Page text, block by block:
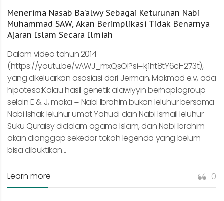
Menerima Nasab Ba’alwy Sebagai Keturunan Nabi
Muhammad SAW, Akan Berimplikasi Tidak Benarnya
Ajaran Islam Secara Ilmiah
Dalam video tahun 2014
(https://youtu.be/vAWJ_mxQsOI?si=kj1ht8tY6cl-273t),
yang dikeluarkan asosiasi dari Jerman, Makmad e.v, ada
hipotesa;Kalau hasil genetik alawiyyin berhaplogroup
selain E & J, maka = Nabi Ibrahim bukan leluhur bersama
Nabi Ishak leluhur umat Yahudi dan Nabi Ismail leluhur
Suku Quraisy didalam agama Islam, dan Nabi Ibrahim
akan dianggap sekedar tokoh legenda yang belum
bisa dibuktikan...
Learn more 0